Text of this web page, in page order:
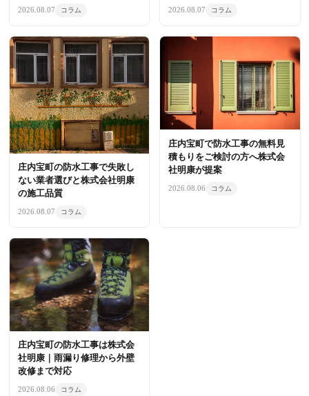
2026.08.07 コラム 2026.08.07 コラム
庄内宝町の防水工事で失敗し
ない業者選びと株式会社明康
の施工品質
2026.08.07 コラム
庄内宝町で防水工事の無料見
積もりをご検討の方へ株式会
社明康が提案
2026.08.06 コラム
庄内宝町の防水工事は株式会
社明康｜雨漏り修理から外壁
改修まで対応
2026.08.06 コラム